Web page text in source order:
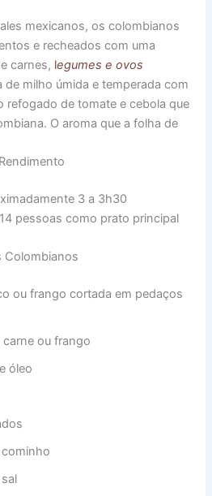
mexicanos, os colombianos
e recheados com uma
carnes, legumes e ovos
de milho úmida e temperada com
refogado de tomate e cebola que
O aroma que a folha de
3 a 3h30
pessoas como prato principal
Colombianos
ou frango cortada em pedaços
ou frango
óleo